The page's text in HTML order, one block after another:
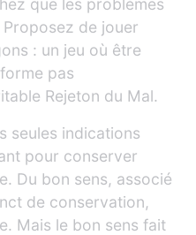
de jouer
: un jeu où être
pas
Rejeton du Mal.
seules indications
pour conserver
Du bon sens, associé
de conservation,
Mais le bon sens fait